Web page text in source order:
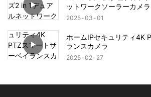
ットワークソーラーカメラ
2025 03 01
ホームIPセキュリティ4K
ランスカメラ
2025 02 27